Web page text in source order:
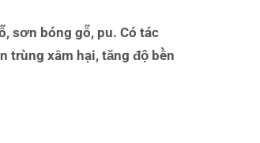
sơn bóng gỗ, pu. Có tác
trùng xâm hại, tăng độ bền